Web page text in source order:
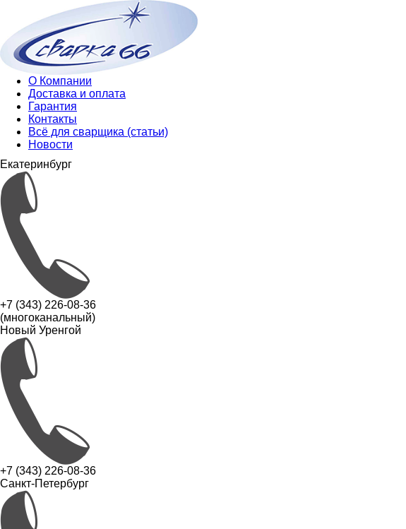
О Компании
Доставка и оплата
Гарантия
Контакты
Всё для сварщика (статьи)
Новости
Екатеринбург
+7 (343) 226-08-36
(многоканальный)
Новый Уренгой
+7 (343) 226-08-36
Санкт-Петербург